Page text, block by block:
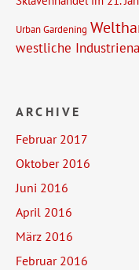
Urban Gardening
westliche
ARCHIVE
Februar 2017
Oktober 2016
Juni 2016
April 2016
März 2016
Februar 2016